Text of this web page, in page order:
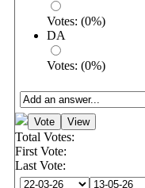
Votes: (0%)
DA
Votes: (0%)
Total Votes:
First Vote:
Last Vote: